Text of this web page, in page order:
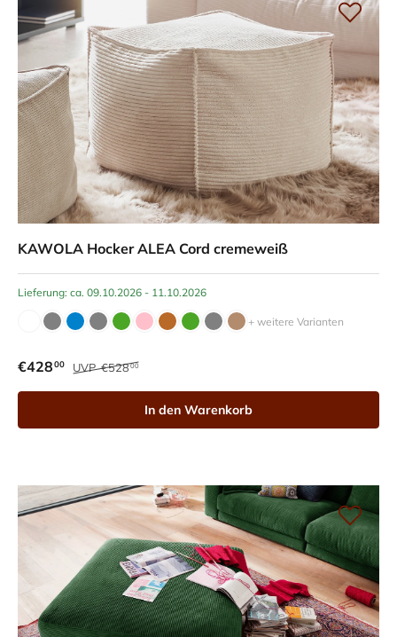
KAWOLA Hocker ALEA Cord cremeweiß
Lieferung: ca. 09.10.2026 - 11.10.2026
+ weitere Varianten
€42800 UVP€52800
In den Warenkorb